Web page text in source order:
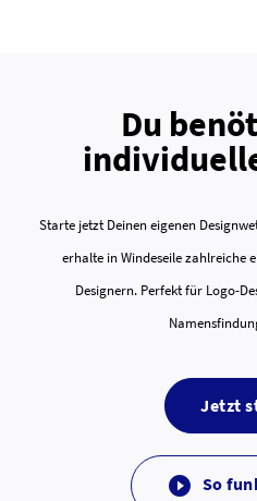
Du
Starte jetzt Deinen eigenen
erhalte in Windeseile zahlreiche
Designern. Perfekt für Logo-
Jetzt
 So